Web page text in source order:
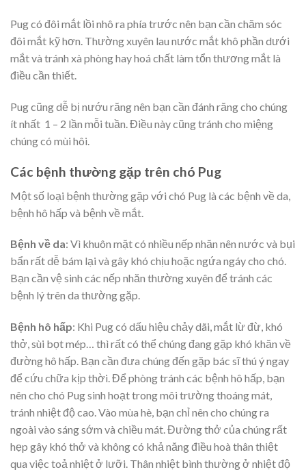
Pug có đôi mắt lồi nhô ra phía trước nên bạn cần chăm sóc
đôi mắt kỹ hơn. Thường xuyên lau nước mắt khô phần dưới
mắt và tránh xà phòng hay hoá chất làm tổn thương mắt là
điều cần thiết.
Pug cũng dễ bị nướu răng nên bạn cần đánh răng cho chúng
ít nhất 1 – 2 lần mỗi tuần. Điều này cũng tránh cho miệng
chúng có mùi hôi.
Các bệnh thường gặp trên chó Pug
Một số loại bệnh thường gặp với chó Pug là các bệnh về da,
bệnh hô hấp và bệnh về mắt.
Bệnh về da: Vì khuôn mặt có nhiều nếp nhăn nên nước và bụi
bẩn rất dễ bám lại và gây khó chịu hoặc ngứa ngáy cho chó.
Bạn cần vệ sinh các nếp nhăn thường xuyên để tránh các
bệnh lý trên da thường gặp.
Bệnh hô hấp: Khi Pug có dấu hiệu chảy dãi, mắt lừ đừ, khó
thở, sùi bọt mép… thì rất có thể chúng đang gặp khó khăn về
đường hô hấp. Bạn cần đưa chúng đến gặp bác sĩ thú ý ngay
để cứu chữa kịp thời. Để phòng tránh các bệnh hô hấp, bạn
nên cho chó Pug sinh hoạt trong môi trường thoáng mát,
tránh nhiệt độ cao. Vào mùa hè, bạn chỉ nên cho chúng ra
ngoài vào sáng sớm và chiều mát. Đường thở của chúng rất
hẹp gây khó thở và không có khả năng điều hoà thân thiệt
qua việc toả nhiệt ở lưỡi. Thân nhiệt bình thường ở nhiệt độ